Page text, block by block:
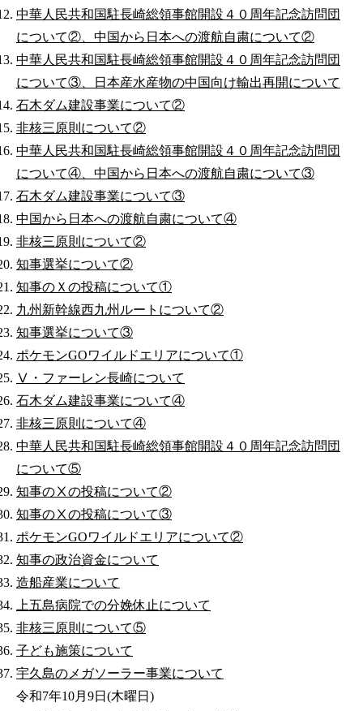
中華人民共和国駐長崎総領事館開設４０周年記念訪問団
について②、中国から日本への渡航自粛について②
中華人民共和国駐長崎総領事館開設４０周年記念訪問団
について③、日本産水産物の中国向け輸出再開について
石木ダム建設事業について②
非核三原則について②
中華人民共和国駐長崎総領事館開設４０周年記念訪問団
について④、中国から日本への渡航自粛について③
石木ダム建設事業について③
中国から日本への渡航自粛について④
非核三原則について②
知事選挙について②
知事のＸの投稿について①
九州新幹線西九州ルートについて②
知事選挙について③
ポケモンGOワイルドエリアについて①
Ⅴ・ファーレン長崎について
石木ダム建設事業について④
非核三原則について④
中華人民共和国駐長崎総領事館開設４０周年記念訪問団
について⑤
知事のⅩの投稿について②
知事のⅩの投稿について③
ポケモンGOワイルドエリアについて②
知事の政治資金について
造船産業について
上五島病院での分娩休止について
非核三原則について⑤
子ども施策について
宇久島のメガソーラー事業について
令和7年10月9日(木曜日)